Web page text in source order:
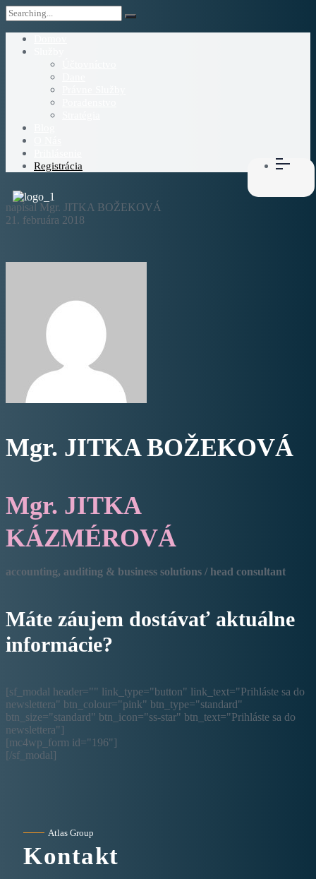
Registrácia
napísal Mgr. JITKA BOŽEKOVÁ
21. februára 2018
Mgr. JITKA BOŽEKOVÁ
Mgr. JITKA
KÁZMÉROVÁ
accounting, auditing & business solutions / head consultant
Máte záujem dostávať aktuálne
informácie?
[sf_modal header="" link_type="button" link_text="Prihláste sa do
newslettera" btn_colour="pink" btn_type="standard"
btn_size="standard" btn_icon="ss-star" btn_text="Prihláste sa do
newslettera"]
[mc4wp_form id="196"]
[/sf_modal]
Atlas Group
Kontakt